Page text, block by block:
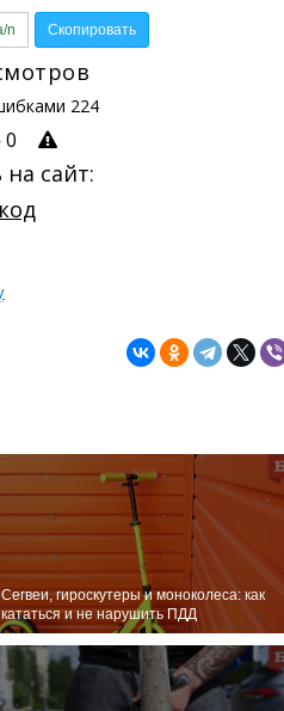
Сегвеи, гироскутеры и моноколеса: как
кататься и не нарушить ПДД